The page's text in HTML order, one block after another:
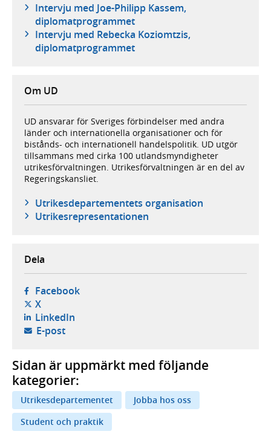
Intervju med Joe-Philipp Kassem,
diplomatprogrammet
Intervju med Rebecka Koziomtzis,
diplomatprogrammet
Om UD
UD ansvarar för Sveriges förbindelser med andra
länder och internationella organisationer och för
bistånds- och internationell handelspolitik. UD utgör
tillsammans med cirka 100 utlandsmyndigheter
utrikesförvaltningen. Utrikesförvaltningen är en del av
Regeringskansliet.
Utrikes­departementets organisation
Utrikesrepresentationen
Dela
Facebook- öppnas i ny flik, extern webbplats,
X- öppnas i ny flik, extern webbplats,
LinkedIn- öppnas i ny flik, extern webbplats,
E-post- öppnar din e-postklient,
Sidan är uppmärkt med följande
kategorier:
Utrikesdepartementet
Jobba hos oss
Student och praktik